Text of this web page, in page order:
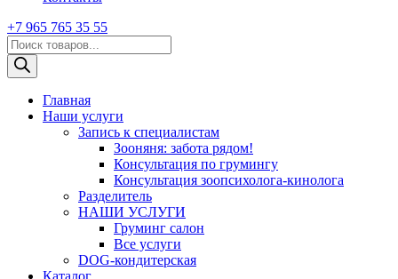
+7 965 765 35 55
Поиск
товаров
Главная
Наши услуги
Запись к специалистам
Зооняня: забота рядом!
Консультация по грумингу
Консультация зоопсихолога-кинолога
Pазделитель
НАШИ УСЛУГИ
Груминг салон
Все услуги
DOG-кондитерская
Каталог